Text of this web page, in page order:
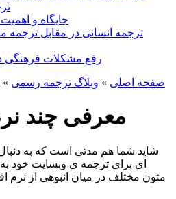
جایگاه و
ترجمه انسانی در مقابل ترجمه
رفع مشکلات
صفحه اصلی » وبلاگ ترجمه رسمی »
معرفی چند
شاید شما هم مدتی است که به دنبال
ای برای ترجمه ی وبسایت خود
متون مختلف در میان انبوهی از نرم